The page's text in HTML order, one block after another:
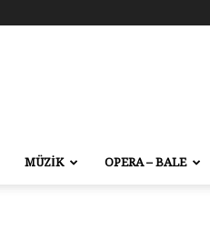
MÜZİK OPERA – BALE